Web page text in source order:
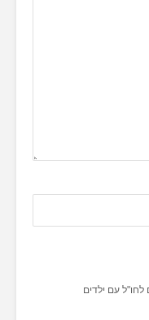
לחו"ל עם ילדים